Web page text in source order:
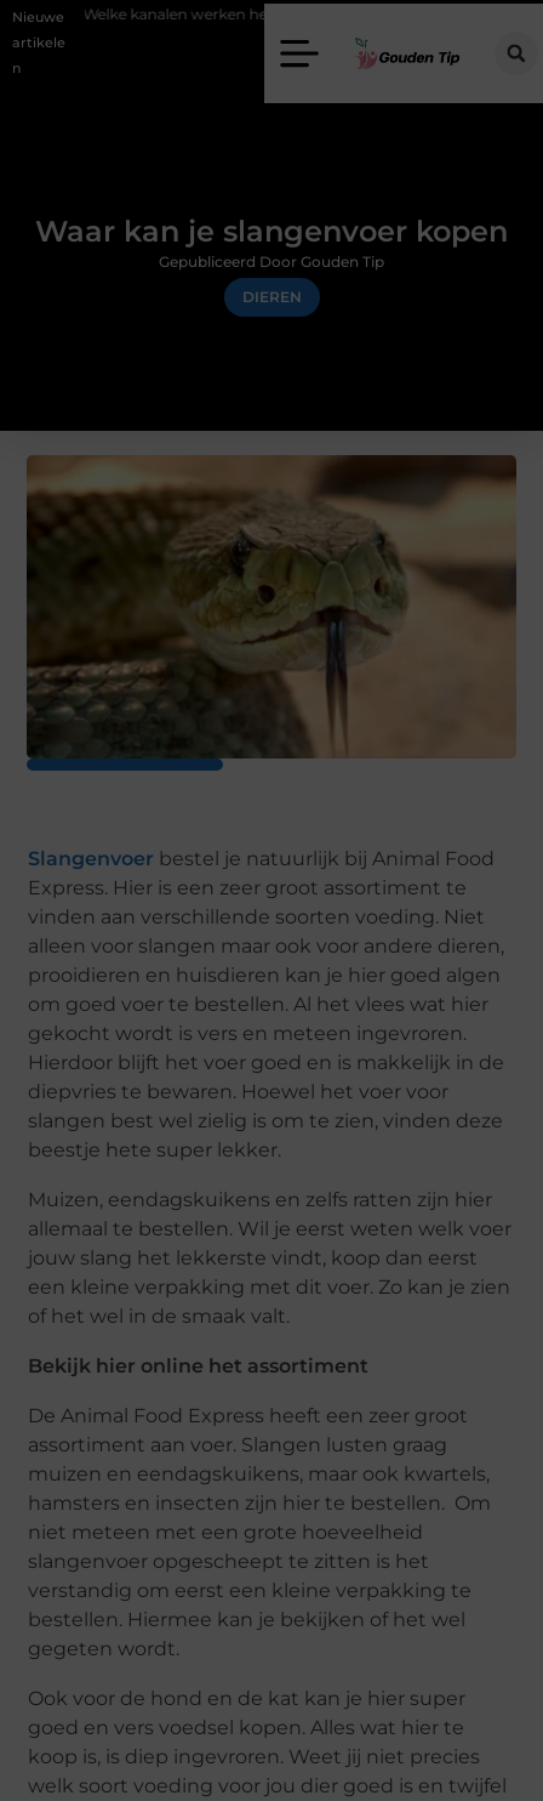
Nieuwe
artikele
n
Welke kanalen werken het beste voor vastgoedmarketing?
Waar kan je slangenvoer kopen
DIEREN
Gepubliceerd Door Gouden Tip
Slangenvoer bestel je natuurlijk bij Animal Food
Express. Hier is een zeer groot assortiment te
vinden aan verschillende soorten voeding. Niet
alleen voor slangen maar ook voor andere dieren,
prooidieren en huisdieren kan je hier goed algen
om goed voer te bestellen. Al het vlees wat hier
gekocht wordt is vers en meteen ingevroren.
Hierdoor blijft het voer goed en is makkelijk in de
diepvries te bewaren. Hoewel het voer voor
slangen best wel zielig is om te zien, vinden deze
beestje hete super lekker.
Muizen, eendagskuikens en zelfs ratten zijn hier
allemaal te bestellen. Wil je eerst weten welk voer
jouw slang het lekkerste vindt, koop dan eerst
een kleine verpakking met dit voer. Zo kan je zien
of het wel in de smaak valt.
Bekijk hier online het assortiment
De Animal Food Express heeft een zeer groot
assortiment aan voer. Slangen lusten graag
muizen en eendagskuikens, maar ook kwartels,
hamsters en insecten zijn hier te bestellen. Om
niet meteen met een grote hoeveelheid
slangenvoer opgescheept te zitten is het
verstandig om eerst een kleine verpakking te
bestellen. Hiermee kan je bekijken of het wel
gegeten wordt.
Ook voor de hond en de kat kan je hier super
goed en vers voedsel kopen. Alles wat hier te
koop is, is diep ingevroren. Weet jij niet precies
welk soort voeding voor jou dier goed is en twijfel